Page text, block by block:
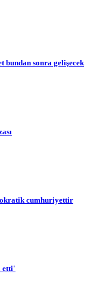
bundan sonra gelişecek
cumhuriyettir
etti'